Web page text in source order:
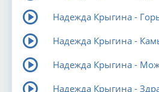
Надежда Крыгина -
Надежда Крыгина -
Надежда Крыгина -
Надежда Крыгина -